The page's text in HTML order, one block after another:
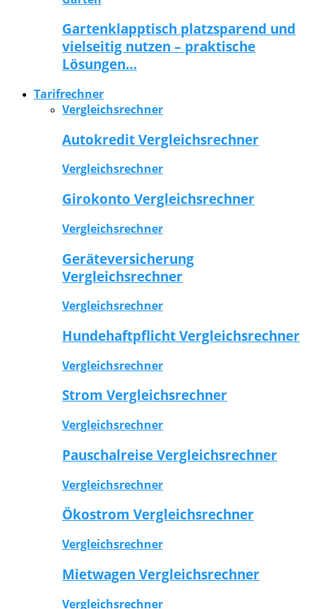
Gartenklapptisch platzsparend und
vielseitig nutzen – praktische
Lösungen…
Tarifrechner
Vergleichsrechner
Autokredit Vergleichsrechner
Vergleichsrechner
Girokonto Vergleichsrechner
Vergleichsrechner
Geräteversicherung
Vergleichsrechner
Vergleichsrechner
Hundehaftpflicht Vergleichsrechner
Vergleichsrechner
Strom Vergleichsrechner
Vergleichsrechner
Pauschalreise Vergleichsrechner
Vergleichsrechner
Ökostrom Vergleichsrechner
Vergleichsrechner
Mietwagen Vergleichsrechner
Vergleichsrechner